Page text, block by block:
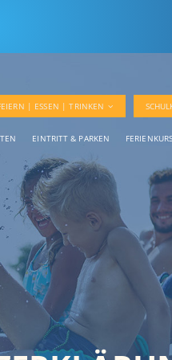
| ESSEN | TRINKEN
EINTRITT & PARKEN